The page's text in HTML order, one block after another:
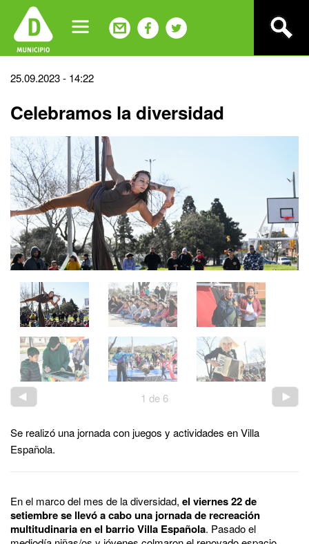
navigation
Back
top
25.09.2023 - 14:22
Celebramos la diversidad
1 de 6
Se realizó una jornada con juegos y actividades en Villa
Española.
En el marco del mes de la diversidad, el viernes 22 de
setiembre se llevó a cabo una jornada de recreación
multitudinaria en el barrio Villa Española. Pasado el